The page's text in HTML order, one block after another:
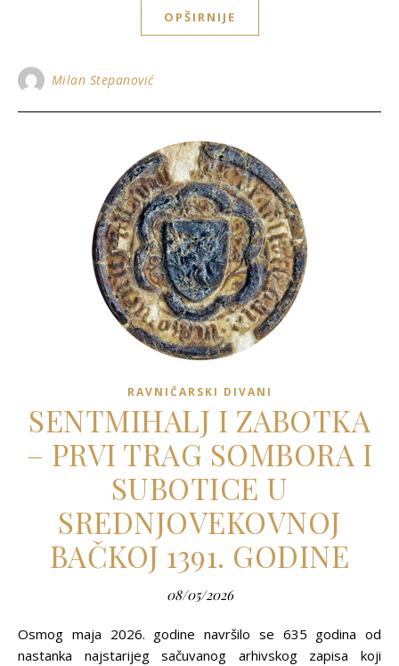
OPŠIRNIJE
Milan Stepanović
RAVNIČARSKI DIVANI
SENTMIHALJ I ZABOTKA
– PRVI TRAG SOMBORA I
SUBOTICE U
SREDNJOVEKOVNOJ
BAČKOJ 1391. GODINE
08/05/2026
Osmog maja 2026. godine navršilo se 635 godina od
nastanka najstarijeg sačuvanog arhivskog zapisa koji